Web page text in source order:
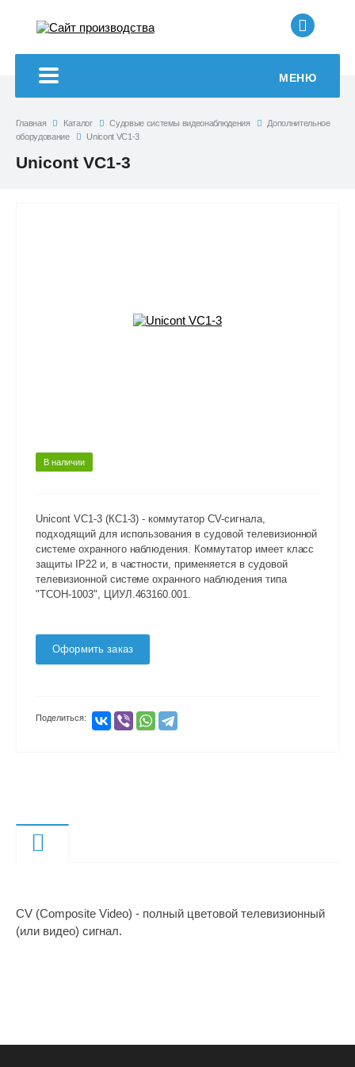
+7
МЕНЮ
Главная Каталог Судовые системы видеонаблюдения
Дополнительное
оборудование
Unicont VC1-3
Unicont VC1-3
В наличии
Unicont VC1-3 (КС1-3) - коммутатор CV-сигнала,
подходящий для использования в судовой телевизионной
системе охранного наблюдения. Коммутатор имеет класс
защиты IP22 и, в частности, применяется в судовой
телевизионной системе охранного наблюдения типа
"ТСОН-1003", ЦИУЛ.463160.001.
Оформить заказ
Поделиться:
CV (Composite Video) - полный цветовой телевизионный
(или видео) сигнал.